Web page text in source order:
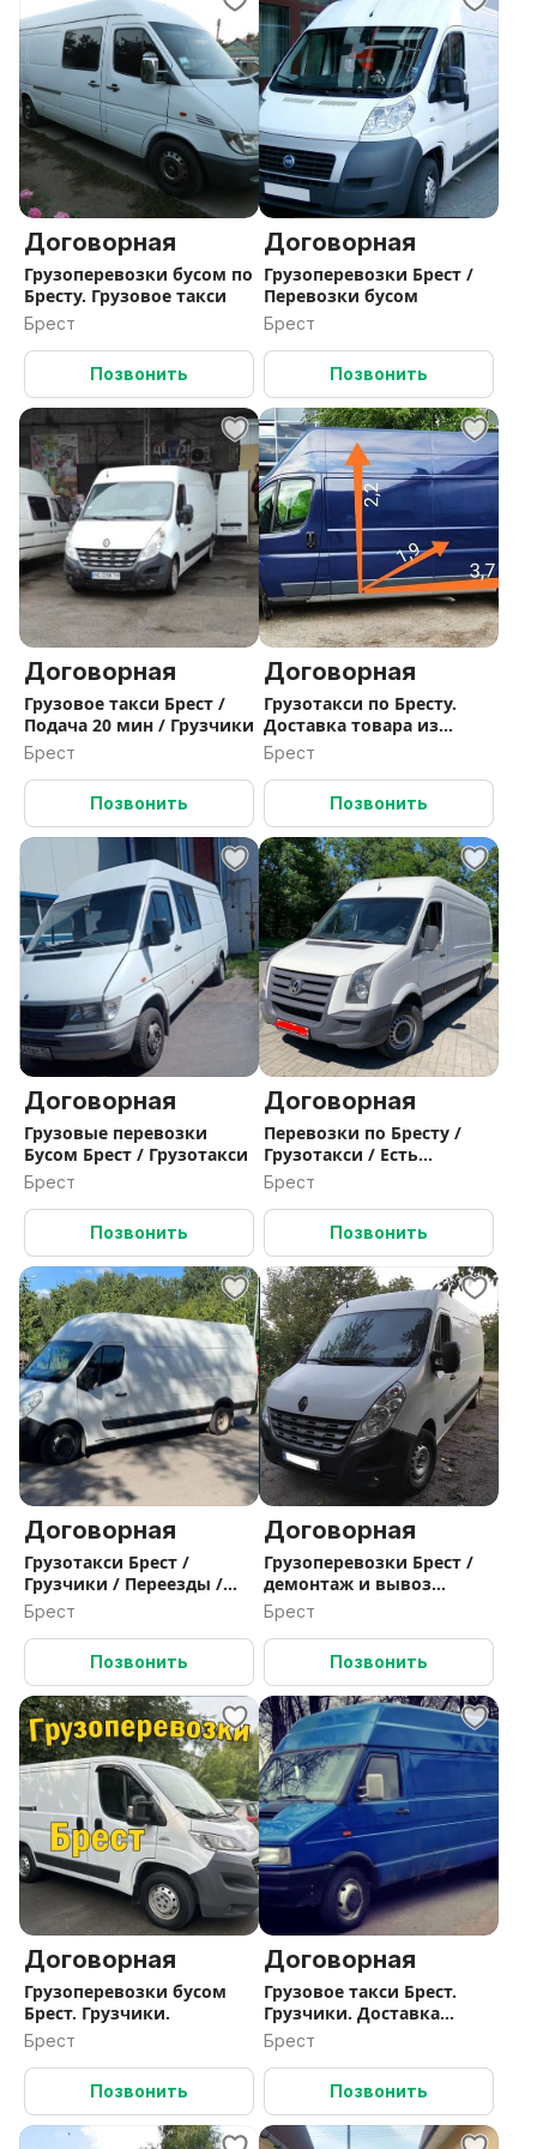
Договорная
Грузоперевозки бусом по
Бресту. Грузовое такси
Брест
Позвонить
Договорная
Грузоперевозки Брест /
Перевозки бусом
Брест
Позвонить
Договорная
Грузовое такси Брест /
Подача 20 мин / Грузчики
Брест
Позвонить
Договорная
Грузотакси по Бресту.
Доставка товара из
магазина.
Брест
Позвонить
Договорная
Грузовые перевозки
Бусом Брест / Грузотакси
Брест
Позвонить
Договорная
Перевозки по Бресту /
Грузотакси / Есть
грузчики
Брест
Позвонить
Договорная
Грузотакси Брест /
Грузчики / Переезды /
Доставка
Брест
Позвонить
Договорная
Грузоперевозки Брест /
демонтаж и вывоз
мусора
Брест
Позвонить
Договорная
Грузоперевозки бусом
Брест. Грузчики.
Брест
Позвонить
Договорная
Грузовое такси Брест.
Грузчики. Доставка
товара
Брест
Позвонить